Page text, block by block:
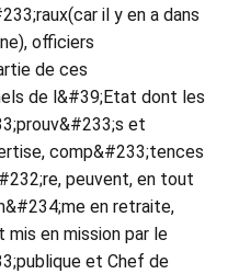
il y en a dans
officiers
de ces
de l&#39;Etat dont les
et
comp&#233;tences
peuvent, en tout
en retraite,
en mission par le
et Chef de